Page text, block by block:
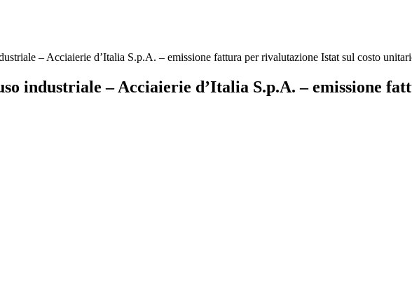
– Acciaierie d’Italia S.p.A. – emissione fattura per rivalutazione Istat sul costo
industriale – Acciaierie d’Italia S.p.A. – emissione